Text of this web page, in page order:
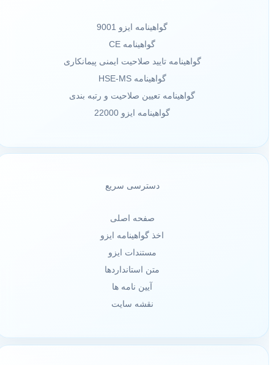
گواهینامه ایزو 9001
گواهینامه CE
گواهینامه تایید صلاحیت ایمنی پیمانکاری
گواهینامه HSE-MS
گواهینامه تعیین صلاحیت و رتبه بندی
گواهینامه ایزو 22000
دسترسی سریع
صفحه اصلی
اخذ گواهینامه ایزو
مستندات ایزو
متن استانداردها
آیین نامه ها
نقشه سایت